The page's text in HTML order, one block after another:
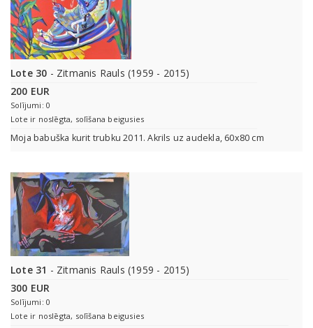
Lote 30 - Zitmanis Rauls (1959 - 2015)
200 EUR
Solījumi: 0
Lote ir noslēgta, solīšana beigusies
Moja babuška kurit trubku 2011. Akrils uz audekla, 60x80 cm
Lote 31 - Zitmanis Rauls (1959 - 2015)
300 EUR
Solījumi: 0
Lote ir noslēgta, solīšana beigusies